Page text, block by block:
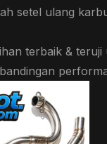
setel ulang
terbaik &